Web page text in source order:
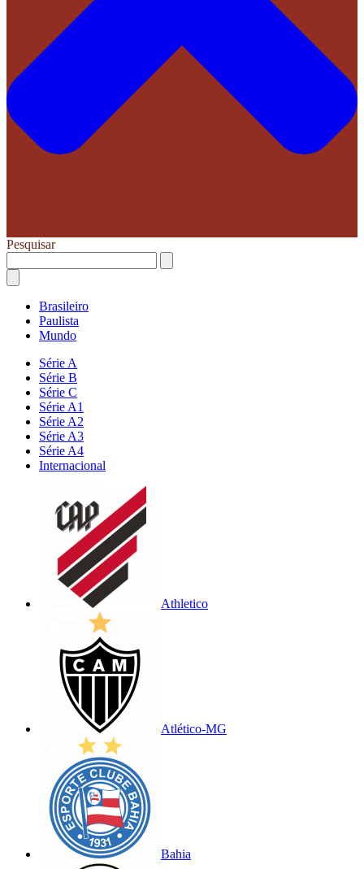
Pesquisar
Brasileiro
Paulista
Mundo
Série A
Série B
Série C
Série A1
Série A2
Série A3
Série A4
Internacional
Athletico
Atlético-MG
Bahia